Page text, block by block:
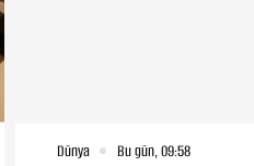
Dünya
Bu gün, 09:58